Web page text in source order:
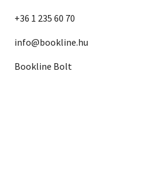
+36 1 235 60 70
info@bookline.hu
Bookline Bolt